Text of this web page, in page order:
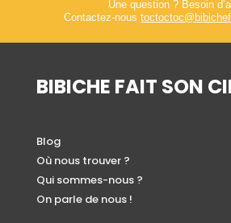
Une question ? Besoin
Contactez-nous
BIBICHE FAIT SON
Blog
Où nous trouver ?
Qui sommes-nous ?
On parle de nous !